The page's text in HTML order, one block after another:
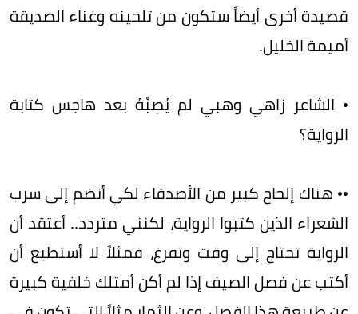
قصيدة أخرى أيضاً ستكون من تلحينه وغناء الصديقة
أميمة الخليل.
• الشاعر زاهي وهبي لم يُصِبْهُ بعد هاجس كتابة
الرواية؟
•• هناك إلحاح كبير من الأصدقاء لكي أنضم إلى سرب
الشعراء الذين كتبوا الرواية، لكنني متردد.. أعتقد أن
الرواية تحتاج إلى وقت وتفرغ، فمثلاً لا أستطيع أن
أكتب عن فصل الصيف إذا لم أكن أمتلك خلفية كبيرة